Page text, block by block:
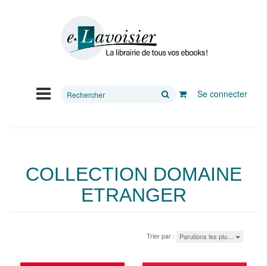
Rechercher
Se connecter
COLLECTION DOMAINE
ETRANGER
Trier par : Parutions les plu…